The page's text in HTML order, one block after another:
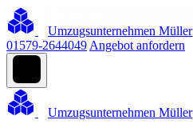
Umzugsunternehmen Müller
01579-2644049 Angebot anfordern
Umzugsunternehmen Müller